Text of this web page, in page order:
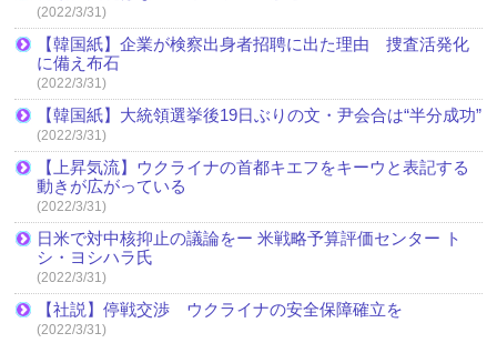
(2022/3/31)
【韓国紙】企業が検察出身者招聘に出た理由 捜査活発化
に備え布石
(2022/3/31)
【韓国紙】大統領選挙後19日ぶりの文・尹会合は“半分成功”
(2022/3/31)
【上昇気流】ウクライナの首都キエフをキーウと表記する
動きが広がっている
(2022/3/31)
日米で対中核抑止の議論をー 米戦略予算評価センター ト
シ・ヨシハラ氏
(2022/3/31)
【社説】停戦交渉 ウクライナの安全保障確立を
(2022/3/31)